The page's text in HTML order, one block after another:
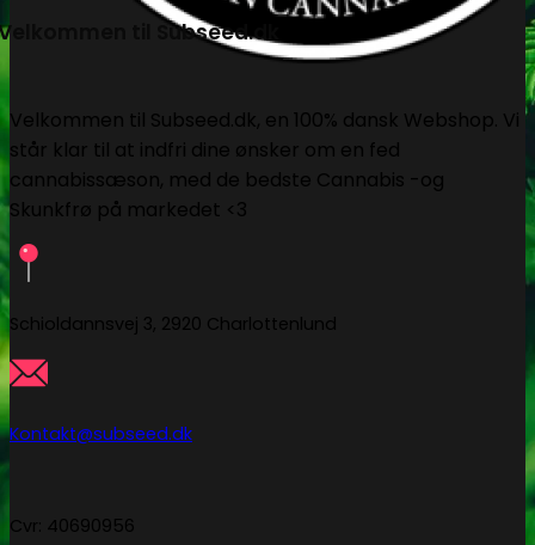
til Subseed.dk
Velkommen til Subseed.dk, en 100% dansk Webshop. Vi
står klar til at indfri dine ønsker om en fed
cannabissæson, med de bedste Cannabis -og
Skunkfrø på markedet <3
Schioldannsvej 3, 2920 Charlottenlund
Kontakt@subseed.dk
Cvr: 40690956